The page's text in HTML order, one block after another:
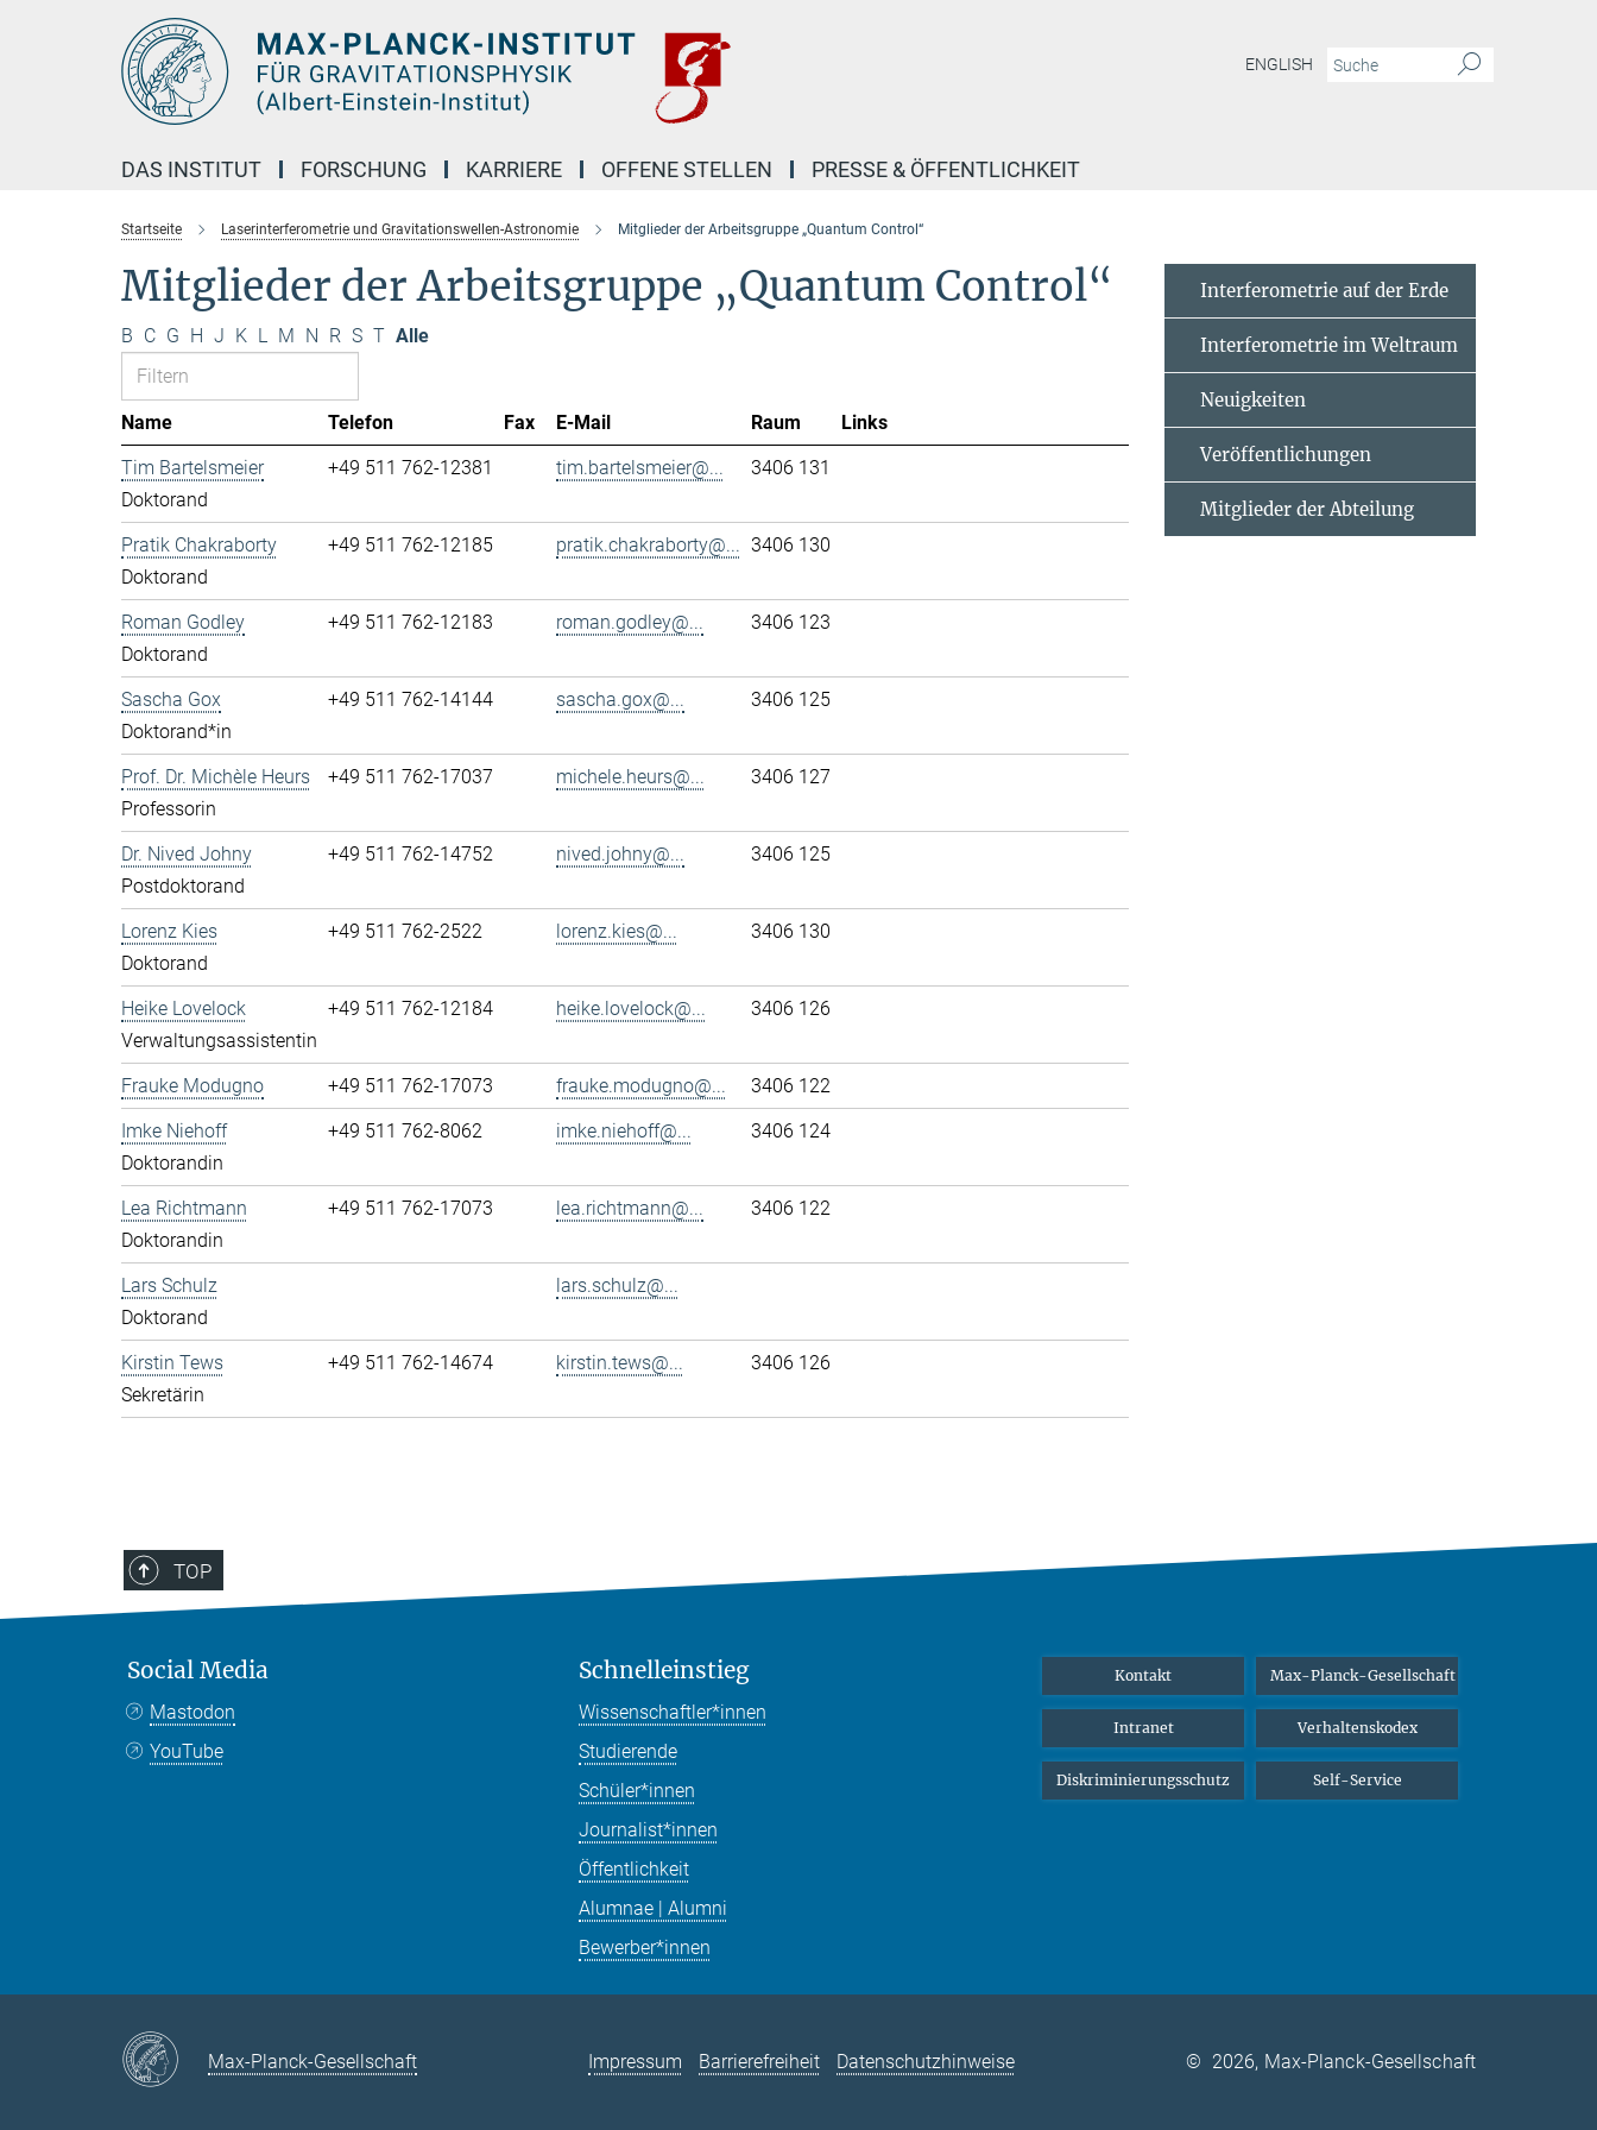
ENGLISH
DAS INSTITUT FORSCHUNG KARRIERE OFFENE STELLEN PRESSE & ÖFFENTLICHKEIT
Startseite Laserinterferometrie und Gravitationswellen-Astronomie Mitglieder der Arbeitsgruppe „Quantum Control“
Mitglieder der Arbeitsgruppe „Quantum Control“
B C G H J K L M N R S T Alle
Name Telefon Fax E-Mail Raum
Links
Tim Bartelsmeier
Doktorand
+49 511 762-12381 tim.bartelsmeier@... 3406 131
Pratik Chakraborty
Doktorand
+49 511 762-12185 pratik.chakraborty@... 3406 130
Roman Godley
Doktorand
+49 511 762-12183 roman.godley@... 3406 123
Sascha Gox
Doktorand*in
+49 511 762-14144 sascha.gox@... 3406 125
Prof. Dr. Michèle Heurs
Professorin
+49 511 762-17037 michele.heurs@... 3406 127
Dr. Nived Johny
Postdoktorand
+49 511 762-14752 nived.johny@... 3406 125
Lorenz Kies
Doktorand
+49 511 762-2522 lorenz.kies@... 3406 130
Heike Lovelock
Verwaltungsassistentin
+49 511 762-12184 heike.lovelock@... 3406 126
Frauke Modugno +49 511 762-17073 frauke.modugno@...
3406 122
Imke Niehoff
Doktorandin
+49 511 762-8062 imke.niehoff@... 3406 124
Lea Richtmann
Doktorandin
+49 511 762-17073 lea.richtmann@... 3406 122
Lars Schulz
Doktorand
lars.schulz@...
Kirstin Tews
Sekretärin
+49 511 762-14674 kirstin.tews@... 3406 126
Interferometrie auf der Erde
Interferometrie im Weltraum
Neuigkeiten
Veröffentlichungen
Mitglieder der Abteilung
TOP
Social Media
Mastodon
YouTube
Schnelleinstieg
Wissenschaftler*innen
Studierende
Schüler*innen
Journalist*innen
Öffentlichkeit
Alumnae | Alumni
Bewerber*innen
Kontakt Max-Planck-Gesellschaft
Intranet Verhaltenskodex
Diskriminierungsschutz Self-Service
Max-Planck-Gesellschaft Impressum Barrierefreiheit Datenschutzhinweise © 2026, Max-Planck-Gesellschaft